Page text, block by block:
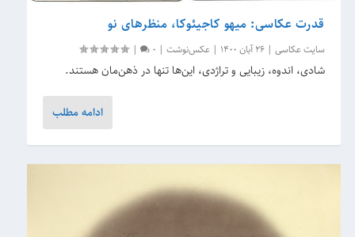
قدرت عکاسی: میهو کاجیئوکا، منظرهای نو
سایت عکاسی |26 آبان 1400 |عکس‌نوشت |
0
|
شادی، اندوه، زیبایی و تراژدی، این‌ها تنها در ذهن‌مان هستند.
ادامه مطلب